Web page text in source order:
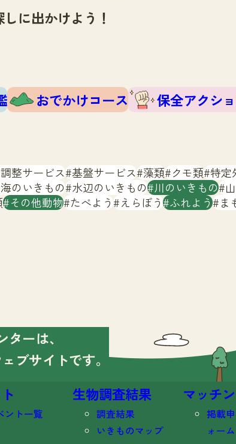
に出かけよう！
おでかけコース
保全アクシ
調整サービス 基盤サービス 藻類 クモ類 特定
海のいきもの 水辺のいきもの 川のいきもの
その他動物 たべよう えらぼう ふれよう ま
ーは、
ェブサイトです。
ント一覧
生物調査結果
調査結果
いきものマップ
マッチ
掲載
ォーム